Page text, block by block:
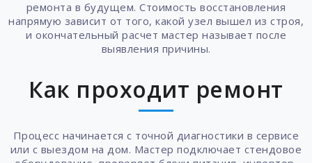
ремонта в будущем. Стоимость восстановления
напрямую зависит от того, какой узел вышел из строя,
и окончательный расчет мастер называет после
выявления причины.
Как проходит ремонт
Процесс начинается с точной диагностики в сервисе
или с выездом на дом. Мастер подключает стендовое